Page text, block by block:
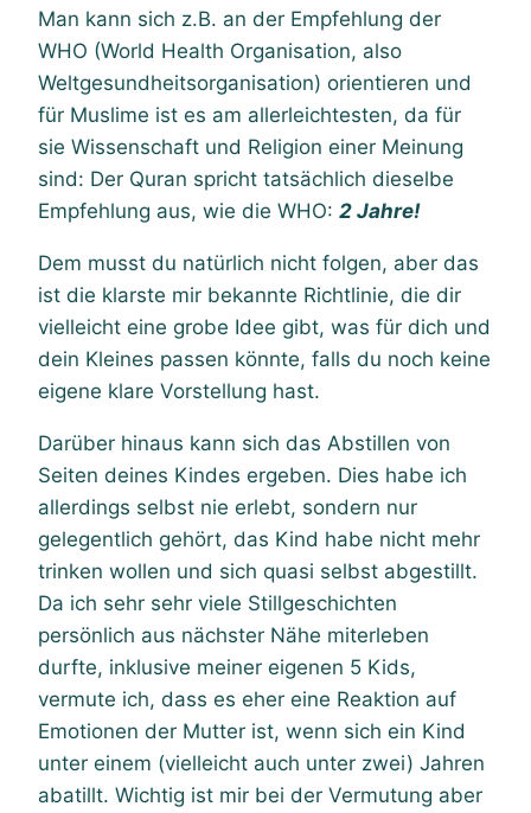
Man kann sich z.B. an der Empfehlung der
WHO (World Health Organisation, also
Weltgesundheitsorganisation) orientieren und
für Muslime ist es am allerleichtesten, da für
sie Wissenschaft und Religion einer Meinung
sind: Der Quran spricht tatsächlich dieselbe
Empfehlung aus, wie die WHO: 2 Jahre!
Dem musst du natürlich nicht folgen, aber das
ist die klarste mir bekannte Richtlinie, die dir
vielleicht eine grobe Idee gibt, was für dich und
dein Kleines passen könnte, falls du noch keine
eigene klare Vorstellung hast.
Darüber hinaus kann sich das Abstillen von
Seiten deines Kindes ergeben. Dies habe ich
allerdings selbst nie erlebt, sondern nur
gelegentlich gehört, das Kind habe nicht mehr
trinken wollen und sich quasi selbst abgestillt.
Da ich sehr sehr viele Stillgeschichten
persönlich aus nächster Nähe miterleben
durfte, inklusive meiner eigenen 5 Kids,
vermute ich, dass es eher eine Reaktion auf
Emotionen der Mutter ist, wenn sich ein Kind
unter einem (vielleicht auch unter zwei) Jahren
abatillt. Wichtig ist mir bei der Vermutung aber